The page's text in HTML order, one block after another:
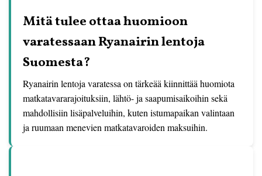
Mitä tulee ottaa huomioon
varatessaan Ryanairin lentoja
Suomesta?
Ryanairin lentoja varatessa on tärkeää kiinnittää huomiota
matkatavararajoituksiin, lähtö- ja saapumisaikoihin sekä
mahdollisiin lisäpalveluihin, kuten istumapaikan valintaan
ja ruumaan menevien matkatavaroiden maksuihin.